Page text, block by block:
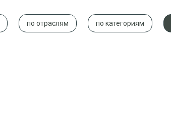
по отраслям по категориям